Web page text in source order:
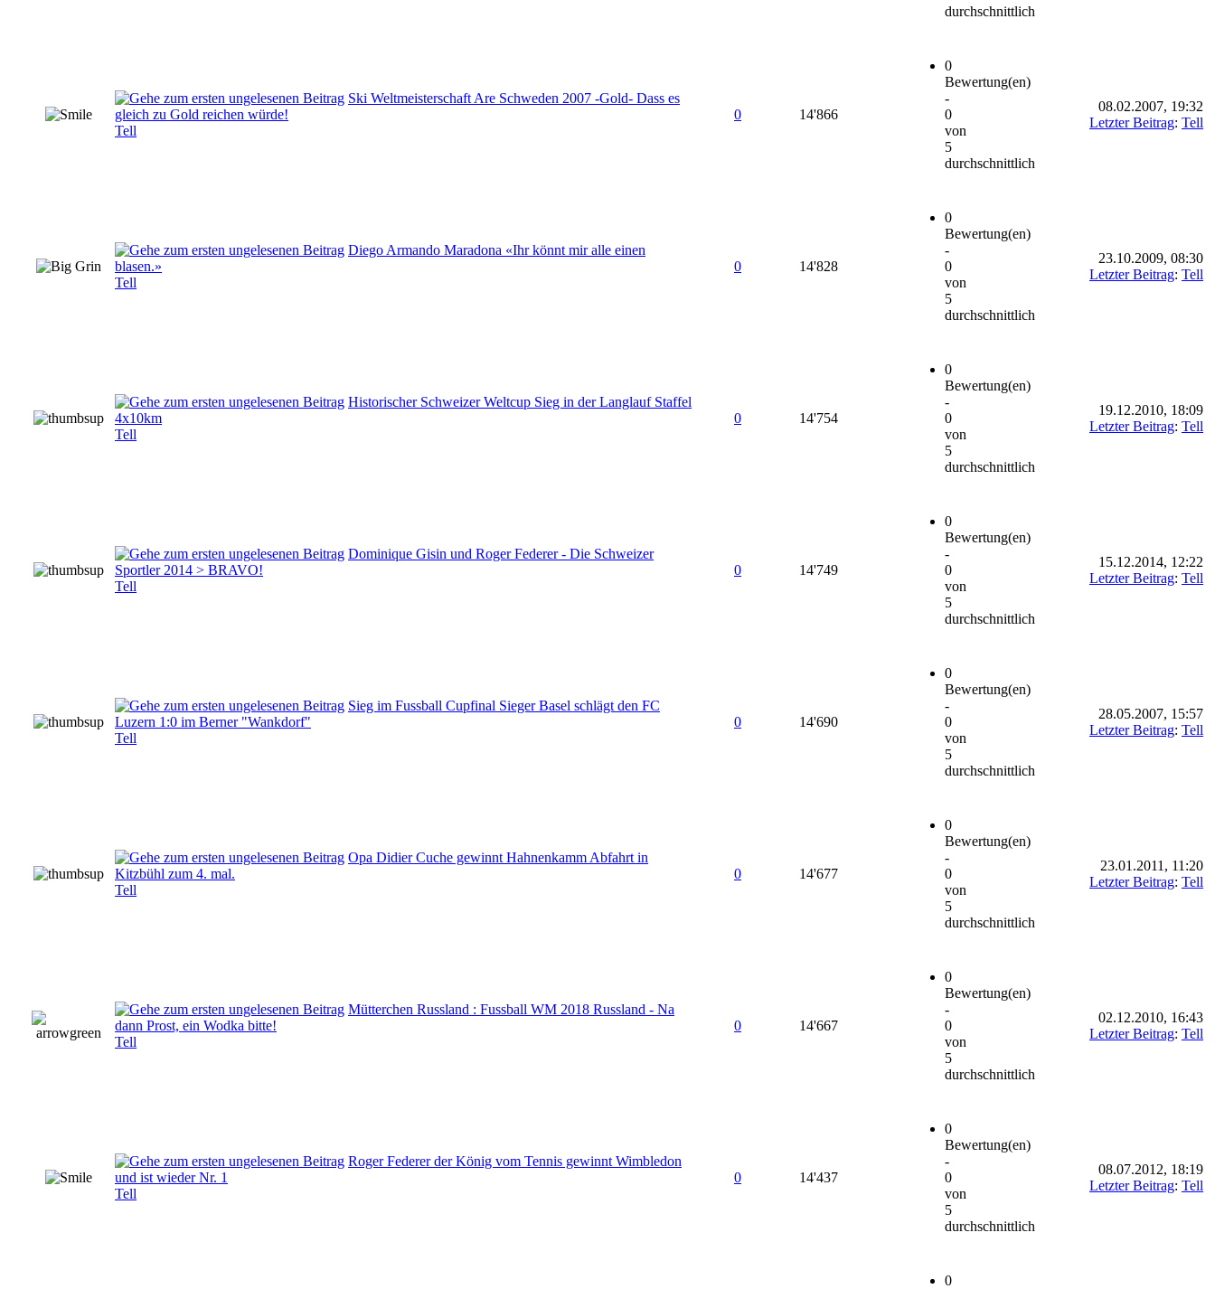
durchschnittlich
Ski Weltmeisterschaft Are Schweden 2007 -Gold- Dass es
gleich zu Gold reichen würde!
Tell
0 14'866
0
Bewertung(en)
-
0
von
5
durchschnittlich
08.02.2007, 19:32
Letzter Beitrag: Tell
Diego Armando Maradona «Ihr könnt mir alle einen
blasen.»
Tell
0 14'828
0
Bewertung(en)
-
0
von
5
durchschnittlich
23.10.2009, 08:30
Letzter Beitrag: Tell
Historischer Schweizer Weltcup Sieg in der Langlauf Staffel
4x10km
Tell
0 14'754
0
Bewertung(en)
-
0
von
5
durchschnittlich
19.12.2010, 18:09
Letzter Beitrag: Tell
Dominique Gisin und Roger Federer - Die Schweizer
Sportler 2014 > BRAVO!
Tell
0 14'749
0
Bewertung(en)
-
0
von
5
durchschnittlich
15.12.2014, 12:22
Letzter Beitrag: Tell
Sieg im Fussball Cupfinal Sieger Basel schlägt den FC
Luzern 1:0 im Berner "Wankdorf"
Tell
0 14'690
0
Bewertung(en)
-
0
von
5
durchschnittlich
28.05.2007, 15:57
Letzter Beitrag: Tell
Opa Didier Cuche gewinnt Hahnenkamm Abfahrt in
Kitzbühl zum 4. mal.
Tell
0 14'677
0
Bewertung(en)
-
0
von
5
durchschnittlich
23.01.2011, 11:20
Letzter Beitrag: Tell
Mütterchen Russland : Fussball WM 2018 Russland - Na
dann Prost, ein Wodka bitte!
Tell
0 14'667
0
Bewertung(en)
-
0
von
5
durchschnittlich
02.12.2010, 16:43
Letzter Beitrag: Tell
Roger Federer der König vom Tennis gewinnt Wimbledon
und ist wieder Nr. 1
Tell
0 14'437
0
Bewertung(en)
-
0
von
5
durchschnittlich
08.07.2012, 18:19
Letzter Beitrag: Tell
0